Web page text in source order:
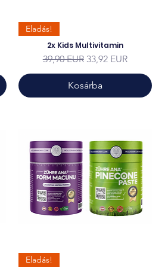
Eladás!
2x Kids Multivitamin
Szokásos ár
39,90 EUR Akciós ár
33,92 EUR
Kosárba
Eladás!